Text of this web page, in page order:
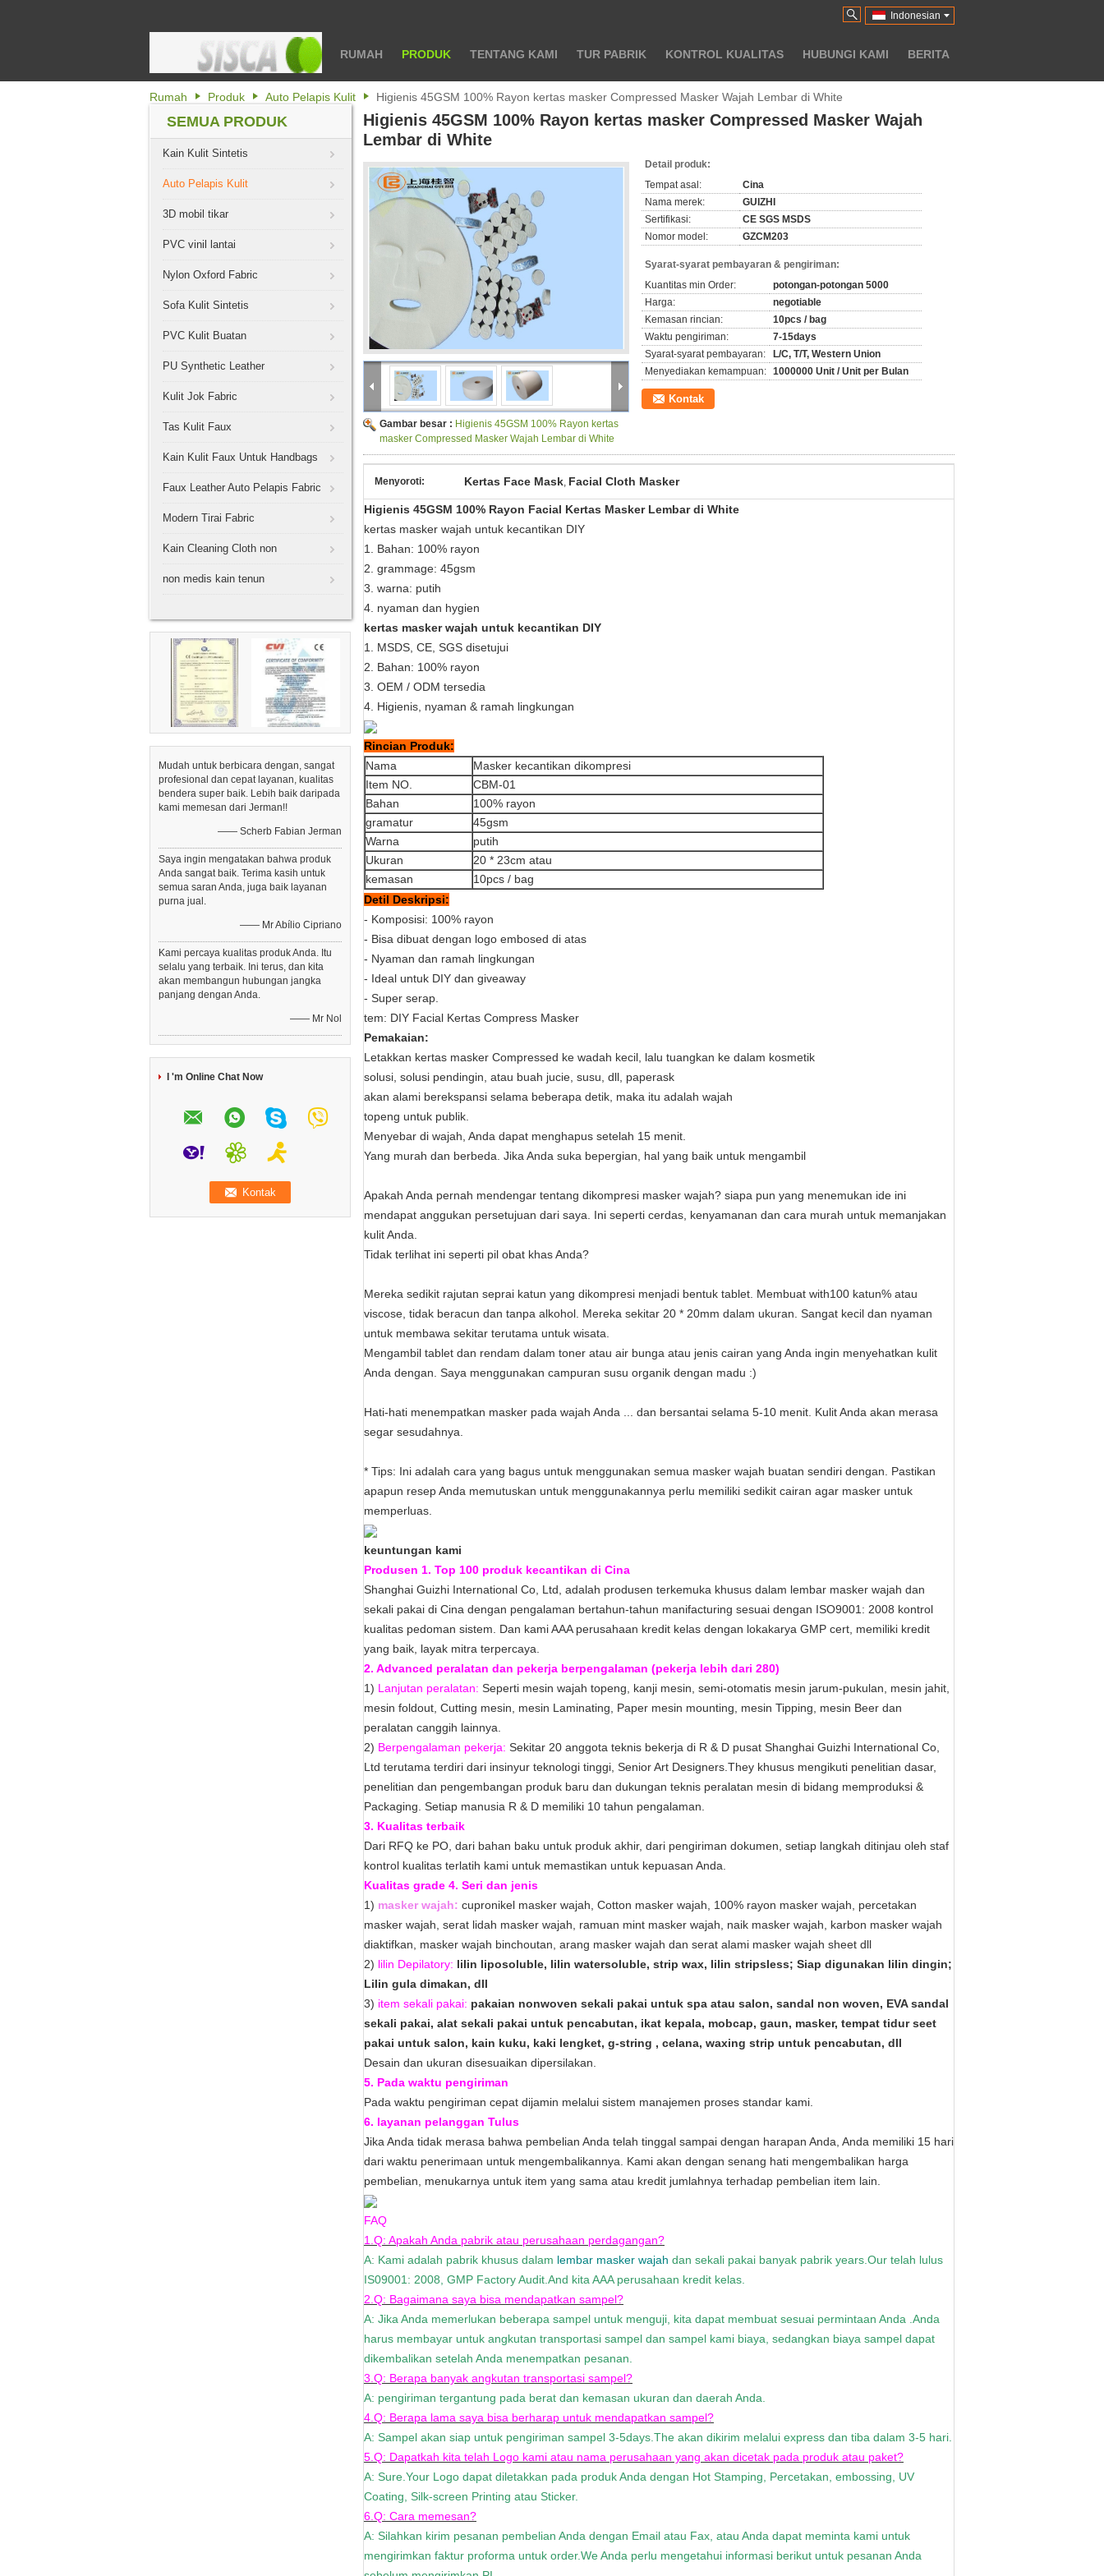
Indonesian
RUMAH PRODUK TENTANG KAMI TUR PABRIK KONTROL KUALITAS HUBUNGI KAMI BERITA
Rumah Produk Auto Pelapis Kulit Higienis 45GSM 100% Rayon kertas masker Compressed Masker Wajah Lembar di White
SEMUA PRODUK
Kain Kulit Sintetis
Auto Pelapis Kulit
3D mobil tikar
PVC vinil lantai
Nylon Oxford Fabric
Sofa Kulit Sintetis
PVC Kulit Buatan
PU Synthetic Leather
Kulit Jok Fabric
Tas Kulit Faux
Kain Kulit Faux Untuk Handbags
Faux Leather Auto Pelapis Fabric
Modern Tirai Fabric
Kain Cleaning Cloth non
non medis kain tenun
Mudah untuk berbicara dengan, sangat
profesional dan cepat layanan, kualitas
bendera super baik. Lebih baik daripada
kami memesan dari Jerman!!
—— Scherb Fabian Jerman
Saya ingin mengatakan bahwa produk
Anda sangat baik. Terima kasih untuk
semua saran Anda, juga baik layanan
purna jual.
—— Mr Abílio Cipriano
Kami percaya kualitas produk Anda. Itu
selalu yang terbaik. Ini terus, dan kita
akan membangun hubungan jangka
panjang dengan Anda.
—— Mr Nol
I 'm Online Chat Now
Higienis 45GSM 100% Rayon kertas masker Compressed Masker Wajah
Lembar di White
Gambar besar : Higienis 45GSM 100% Rayon kertas
masker Compressed Masker Wajah Lembar di White
Detail produk:
Tempat asal:
Cina
Nama merek:
GUIZHI
Sertifikasi:
CE SGS MSDS
Nomor model:
GZCM203
Syarat-syarat pembayaran & pengiriman:
Kuantitas min Order:
potongan-potongan 5000
Harga:
negotiable
Kemasan rincian:
10pcs / bag
Waktu pengiriman:
7-15days
Syarat-syarat pembayaran:
L/C, T/T, Western Union
Menyediakan kemampuan: 1000000 Unit / Unit per Bulan
Kontak
Menyoroti: Kertas Face Mask, Facial Cloth Masker
Higienis 45GSM 100% Rayon Facial Kertas Masker Lembar di White
kertas masker wajah untuk kecantikan DIY
1. Bahan: 100% rayon
2. grammage: 45gsm
3. warna: putih
4. nyaman dan hygien
kertas masker wajah untuk kecantikan DIY
1. MSDS, CE, SGS disetujui
2. Bahan: 100% rayon
3. OEM / ODM tersedia
4. Higienis, nyaman & ramah lingkungan
Rincian Produk:
Nama
Masker kecantikan dikompresi
Item NO.
CBM-01
Bahan
100% rayon
gramatur
45gsm
Warna
putih
Ukuran
20 * 23cm atau
kemasan
10pcs / bag
Detil Deskripsi:
- Komposisi: 100% rayon
- Bisa dibuat dengan logo embosed di atas
- Nyaman dan ramah lingkungan
- Ideal untuk DIY dan giveaway
- Super serap.
tem: DIY Facial Kertas Compress Masker
Pemakaian:
Letakkan kertas masker Compressed ke wadah kecil, lalu tuangkan ke dalam kosmetik
solusi, solusi pendingin, atau buah jucie, susu, dll, paperask
akan alami berekspansi selama beberapa detik, maka itu adalah wajah
topeng untuk publik.
Menyebar di wajah, Anda dapat menghapus setelah 15 menit.
Yang murah dan berbeda. Jika Anda suka bepergian, hal yang baik untuk mengambil
Apakah Anda pernah mendengar tentang dikompresi masker wajah? siapa pun yang menemukan ide ini
mendapat anggukan persetujuan dari saya.
Ini seperti cerdas, kenyamanan dan cara murah untuk memanjakan
kulit Anda.
Tidak terlihat ini seperti pil obat khas Anda?
Mereka sedikit rajutan seprai katun yang dikompresi menjadi bentuk tablet. Membuat with100 katun% atau
viscose, tidak beracun dan tanpa alkohol. Mereka sekitar 20 * 20mm dalam ukuran. Sangat kecil dan nyaman
untuk membawa sekitar terutama untuk wisata.
Mengambil tablet dan rendam dalam toner atau air bunga atau jenis cairan yang Anda ingin menyehatkan kulit
Anda dengan. Saya menggunakan campuran susu organik dengan madu :)
Hati-hati menempatkan masker pada wajah Anda ... dan bersantai selama 5-10 menit. Kulit Anda akan merasa
segar sesudahnya.
* Tips: Ini adalah cara yang bagus untuk menggunakan semua masker wajah buatan sendiri dengan.
Pastikan
apapun resep Anda memutuskan untuk menggunakannya perlu memiliki sedikit cairan agar masker untuk
memperluas.
keuntungan kami
Produsen 1. Top 100 produk kecantikan di Cina
Shanghai Guizhi International Co, Ltd, adalah produsen terkemuka khusus dalam lembar masker wajah dan
sekali pakai di Cina dengan pengalaman bertahun-tahun manifacturing sesuai dengan ISO9001: 2008 kontrol
kualitas pedoman sistem.
Dan kami AAA perusahaan kredit kelas dengan lokakarya GMP cert, memiliki kredit
yang baik, layak mitra terpercaya.
2. Advanced peralatan dan pekerja berpengalaman (pekerja lebih dari 280)
1) Lanjutan peralatan: Seperti mesin wajah topeng, kanji mesin, semi-otomatis mesin jarum-pukulan, mesin jahit,
mesin foldout, Cutting mesin, mesin Laminating, Paper mesin mounting, mesin Tipping, mesin Beer dan
peralatan canggih lainnya.
2) Berpengalaman pekerja: Sekitar 20 anggota teknis bekerja di R & D pusat Shanghai Guizhi International Co,
Ltd terutama terdiri dari insinyur teknologi tinggi, Senior Art Designers.They khusus mengikuti penelitian dasar,
penelitian dan pengembangan produk baru dan dukungan teknis peralatan mesin di bidang memproduksi &
Packaging. Setiap manusia R & D memiliki 10 tahun pengalaman.
3. Kualitas terbaik
Dari RFQ ke PO, dari bahan baku untuk produk akhir, dari pengiriman dokumen, setiap langkah ditinjau oleh staf
kontrol kualitas terlatih kami untuk memastikan untuk kepuasan Anda.
Kualitas grade 4. Seri dan jenis
1) masker wajah: cupronikel masker wajah, Cotton masker wajah, 100% rayon masker wajah, percetakan
masker wajah, serat lidah masker wajah, ramuan mint masker wajah, naik masker wajah, karbon masker wajah
diaktifkan, masker wajah binchoutan, arang masker wajah dan serat alami masker wajah sheet dll
2) lilin Depilatory: lilin liposoluble, lilin watersoluble, strip wax, lilin stripsless; Siap digunakan lilin dingin;
Lilin gula dimakan, dll
3) item sekali pakai: pakaian nonwoven sekali pakai untuk spa atau salon, sandal non woven, EVA sandal
sekali pakai, alat sekali pakai untuk pencabutan, ikat kepala, mobcap, gaun, masker, tempat tidur seet
pakai untuk salon, kain kuku, kaki lengket, g-string , celana, waxing strip untuk pencabutan, dll
Desain dan ukuran disesuaikan dipersilakan.
5. Pada waktu pengiriman
Pada waktu pengiriman cepat dijamin melalui sistem manajemen proses standar kami.
6. layanan pelanggan Tulus
Jika Anda tidak merasa bahwa pembelian Anda telah tinggal sampai dengan harapan Anda, Anda memiliki 15 hari
dari waktu penerimaan untuk mengembalikannya.
Kami akan dengan senang hati mengembalikan harga
pembelian, menukarnya untuk item yang sama atau kredit jumlahnya terhadap pembelian item lain.
FAQ
1.Q: Apakah Anda pabrik atau perusahaan perdagangan?
A: Kami adalah pabrik khusus dalam lembar masker wajah dan sekali pakai banyak pabrik years.Our telah lulus
IS09001: 2008, GMP Factory Audit.And kita AAA perusahaan kredit kelas.
2.Q: Bagaimana saya bisa mendapatkan sampel?
A: Jika Anda memerlukan beberapa sampel untuk menguji, kita dapat membuat sesuai permintaan Anda .Anda
harus membayar untuk angkutan transportasi sampel dan sampel kami biaya, sedangkan biaya sampel dapat
dikembalikan setelah Anda menempatkan pesanan.
3.Q: Berapa banyak angkutan transportasi sampel?
A: pengiriman tergantung pada berat dan kemasan ukuran dan daerah Anda.
4.Q: Berapa lama saya bisa berharap untuk mendapatkan sampel?
A: Sampel akan siap untuk pengiriman sampel 3-5days.The akan dikirim melalui express dan tiba dalam 3-5 hari.
5.Q: Dapatkah kita telah Logo kami atau nama perusahaan yang akan dicetak pada produk atau paket?
A: Sure.Your Logo dapat diletakkan pada produk Anda dengan Hot Stamping, Percetakan, embossing, UV
Coating, Silk-screen Printing atau Sticker.
6.Q: Cara memesan?
A: Silahkan kirim pesanan pembelian Anda dengan Email atau Fax, atau Anda dapat meminta kami untuk
mengirimkan faktur proforma untuk order.We Anda perlu mengetahui informasi berikut untuk pesanan Anda